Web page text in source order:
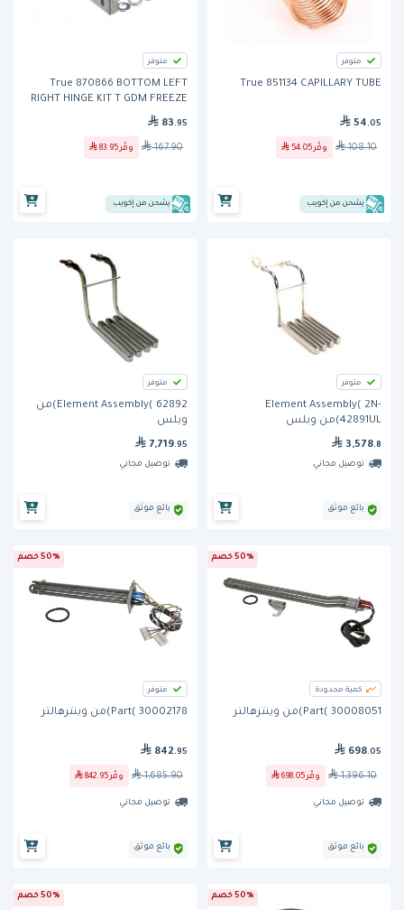
متوفر
True 851134 CAPILLARY TUBE
54 .05
108.10 وفّر 54.05
يشحن من إكويب
متوفر
True 870866 BOTTOM LEFT
RIGHT HINGE KIT T GDM FREEZE
83 .95
167.90 وفّر 83.95
يشحن من إكويب
متوفر
Element Assembly( 2N-
42891UL)من ويلس
3,578.8
توصيل مجاني
بائع موثق
متوفر
Element Assembly( 62892)من
ويلس
7,719.95
توصيل مجاني
بائع موثق
50% خصم
كمية محدودة
Part( 30008051)من وينترهالتر
698.05
1,396.10 وفّر 698.05
توصيل مجاني
بائع موثق
50% خصم
متوفر
Part( 30002178)من وينترهالتر
842 .95
1,685.90 وفّر 842.95
توصيل مجاني
بائع موثق
50% خصم 50% خصم